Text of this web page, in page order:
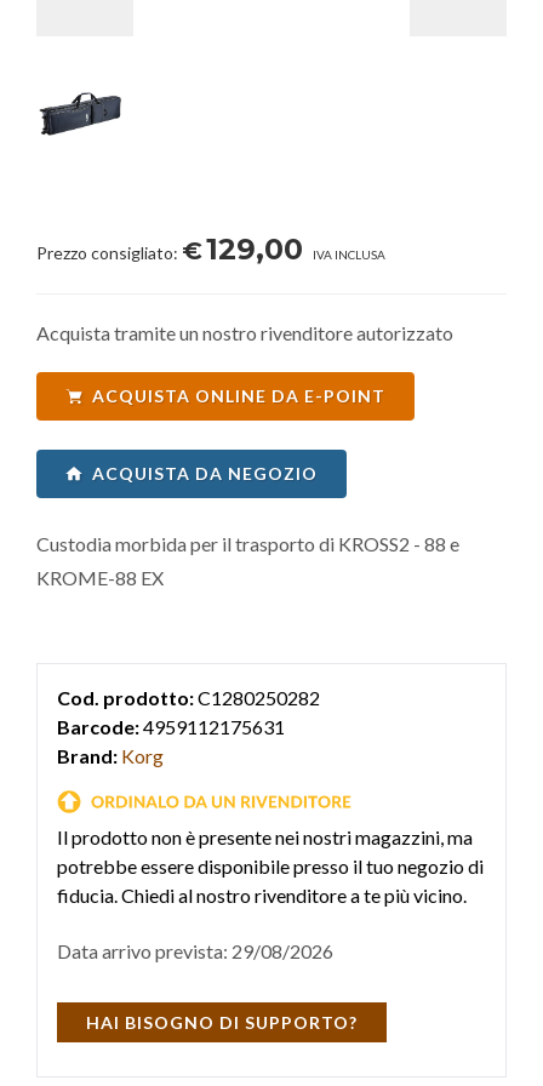
Prezzo consigliato: €129,00 IVA INCLUSA
Acquista tramite un nostro rivenditore autorizzato
ACQUISTA ONLINE DA E-POINT
ACQUISTA DA NEGOZIO
Custodia morbida per il trasporto di KROSS2 - 88 e
KROME-88 EX
Cod. prodotto:C1280250282
Barcode:4959112175631
Brand: Korg
Il prodotto non è presente nei nostri magazzini, ma
potrebbe essere disponibile presso il tuo negozio di
fiducia. Chiedi al nostro rivenditore a te più vicino.
Data arrivo prevista: 29/08/2026
HAI BISOGNO DI SUPPORTO?